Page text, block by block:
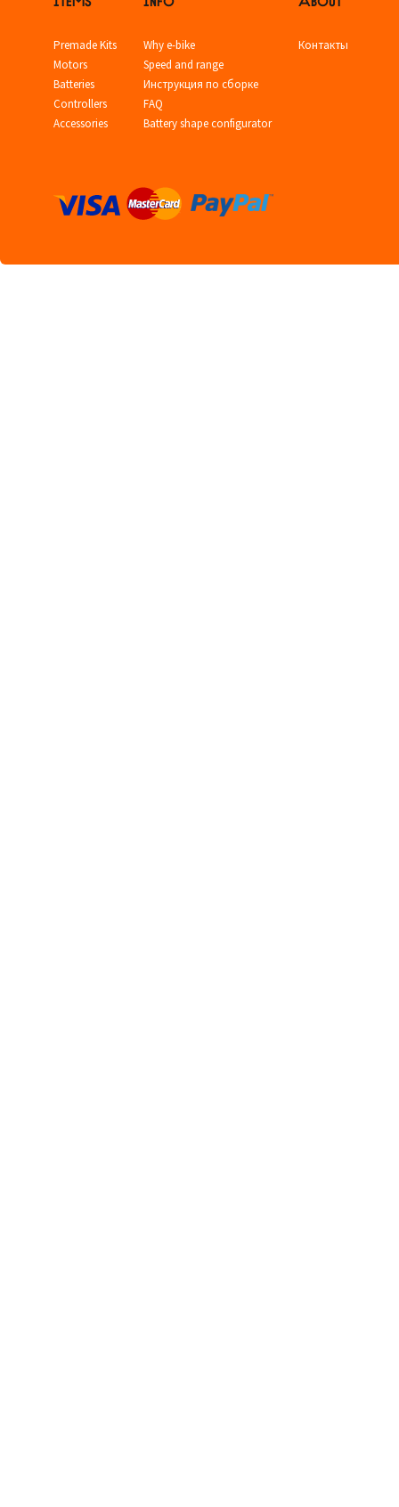
Premade Kits
Motors
Batteries
Controllers
Accessories
Why e-bike
Speed and range
Инструкция по сборке
FAQ
Battery shape configurator
Контакты